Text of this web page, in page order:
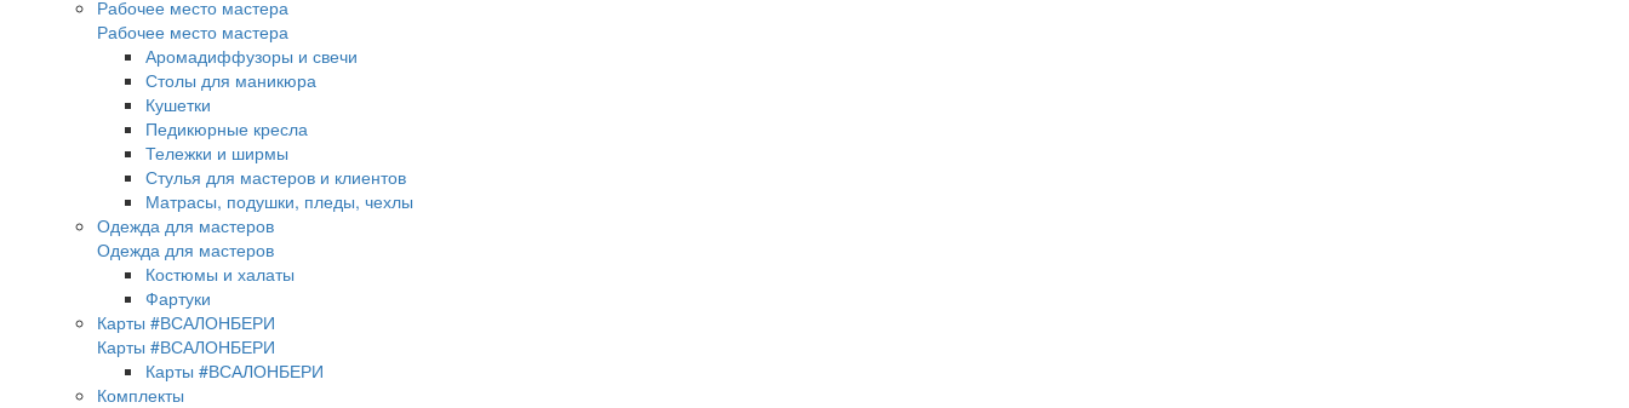
Рабочее место мастера
Рабочее место мастера
Аромадиффузоры и свечи
Столы для маникюра
Кушетки
Педикюрные кресла
Тележки и ширмы
Стулья для мастеров и клиентов
Матрасы, подушки, пледы, чехлы
Одежда для мастеров
Одежда для мастеров
Костюмы и халаты
Фартуки
Карты #ВСАЛОНБЕРИ
Карты #ВСАЛОНБЕРИ
Карты #ВСАЛОНБЕРИ
Комплекты